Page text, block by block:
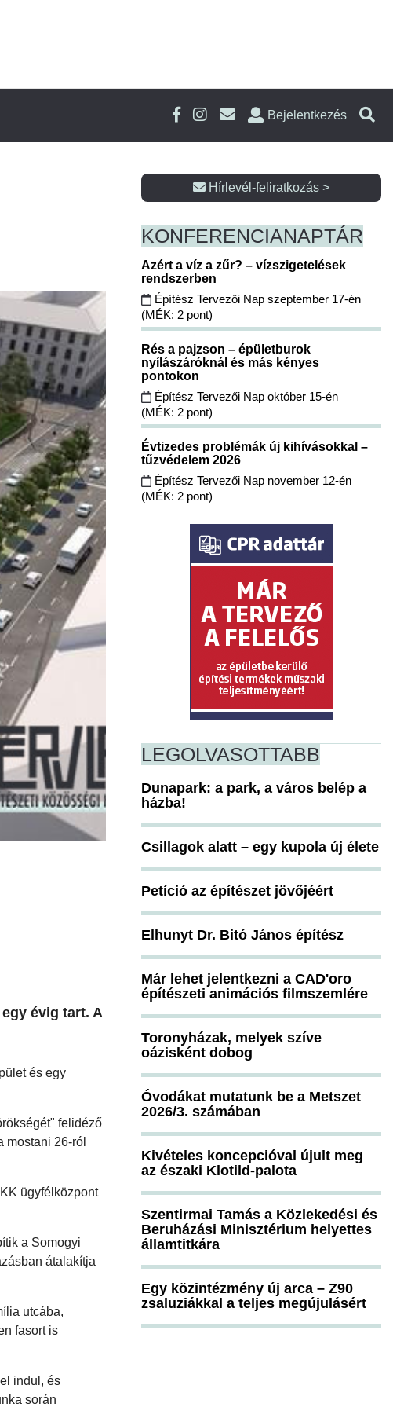
Bejelentkezés
évig tart. A
és egy
felidéző
mostani 26-ról
ügyfélközpont
a Somogyi
átalakítja
utcába,
fasort is
indul, és
során
Hírlevél-feliratkozás >
KONFERENCIANAPTÁR
Azért a víz a zűr? – vízszigetelések
rendszerben
Építész Tervezői Nap szeptember 17-én
(MÉK: 2 pont)
Rés a pajzson – épületburok
nyílászáróknál és más kényes
pontokon
Építész Tervezői Nap október 15-én
(MÉK: 2 pont)
Évtizedes problémák új kihívásokkal –
tűzvédelem 2026
Építész Tervezői Nap november 12-én
(MÉK: 2 pont)
LEGOLVASOTTABB
Dunapark: a park, a város belép a
házba!
Csillagok alatt – egy kupola új élete
Petíció az építészet jövőjéért
Elhunyt Dr. Bitó János építész
Már lehet jelentkezni a CAD'oro
építészeti animációs filmszemlére
Toronyházak, melyek szíve
oázisként dobog
Óvodákat mutatunk be a Metszet
2026/3. számában
Kivételes koncepcióval újult meg
az északi Klotild-palota
Szentirmai Tamás a Közlekedési és
Beruházási Minisztérium helyettes
államtitkára
Egy közintézmény új arca – Z90
zsaluziákkal a teljes megújulásért